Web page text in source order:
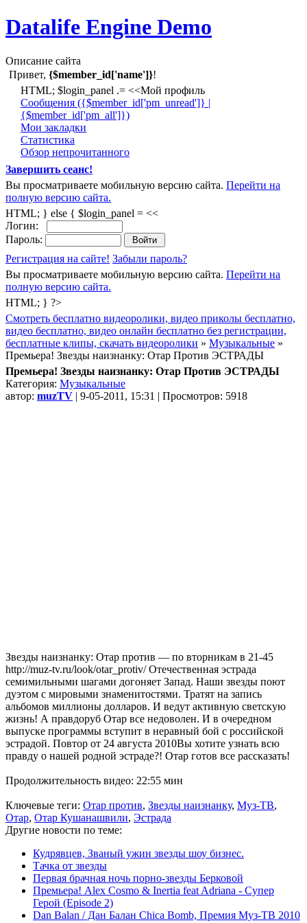
Datalife Engine Demo
Описание сайта
Привет, {$member_id['name']}!
HTML; $login_panel .= <<Мой профиль
Cообщения ({$member_id['pm_unread']} |
{$member_id['pm_all']})
Мои закладки
Статистика
Обзор непрочитанного
Завершить сеанс!
Вы просматриваете мобильную версию сайта. Перейти на
полную версию сайта.
HTML; } else { $login_panel = <<
Логин:
Пароль:
Регистрация на сайте! Забыли пароль?
Вы просматриваете мобильную версию сайта. Перейти на
полную версию сайта.
HTML; } ?>
Смотреть бесплатно видеоролики, видео приколы бесплатно,
видео бесплатно, видео онлайн бесплатно без регистрации,
бесплатные клипы, скачать видеоролики » Музыкальные »
Премьера! Звезды наизнанку: Отар Против ЭСТРАДЫ
Премьера! Звезды наизнанку: Отар Против ЭСТРАДЫ
Категория: Музыкальные
автор: muzTV | 9-05-2011, 15:31 | Просмотров: 5918
Звезды наизнанку: Отар против — по вторникам в 21-45
http://muz-tv.ru/look/otar_protiv/ Отечественная эстрада
семимильными шагами догоняет Запад. Наши звезды поют
дуэтом с мировыми знаменитостями. Тратят на запись
альбомов миллионы долларов. И ведут активную светскую
жизнь! А правдоруб Отар все недоволен. И в очередном
выпуске программы вступит в неравный бой с российской
эстрадой. Повтор от 24 августа 2010Вы хотите узнать всю
правду о нашей родной эстраде?! Отар готов все рассказать!
Продолжительность видео: 22:55 мин
Ключевые теги: Отар против, Звезды наизнанку, Муз-ТВ,
Отар, Отар Кушанашвили, Эстрада
Другие новости по теме:
Кудрявцев, Званый ужин звезды шоу бизнес.
Тачка от звезды
Первая брачная ночь порно-звезды Берковой
Премьера! Alex Cosmo & Inertia feat Adriana - Супер
Герой (Episode 2)
Dan Balan / Дан Балан Chica Bomb, Премия Муз-ТВ 2010